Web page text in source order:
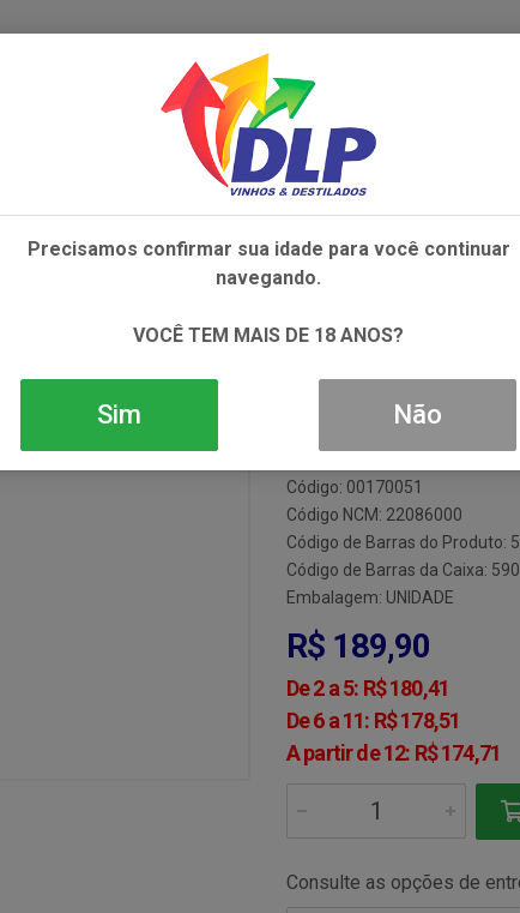
NÃO ALCOÓLICOS ALIMENTOS
PURE 1X700ML
Vodka
Em Estoque
Código: 00170051
Código NCM: 22086000
Código de Barras do Produto:
Código de Barras da Caixa:
Embalagem: UNIDADE
R$ 189,90
De 2 a 5: R$ 180,41
De 6 a 11: R$ 178,51
A partir de 12: R$ 174,71
Consulte as opções de
Precisamos confirmar sua idade para você continuar
navegando.
VOCÊ TEM MAIS DE 18 ANOS?
Sim Não